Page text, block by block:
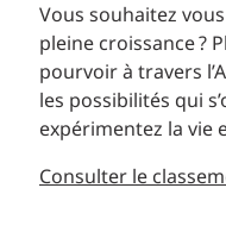
Vous souhaitez
pleine croissance ?
pourvoir à travers
les possibilités qui
expérimentez la vie
Consulter le